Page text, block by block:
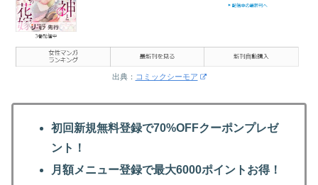
出典： コミックシーモア
初回新規無料登録で70%OFFクーポンプレゼ
ント！
月額メニュー登録で最大6000ポイントお得！